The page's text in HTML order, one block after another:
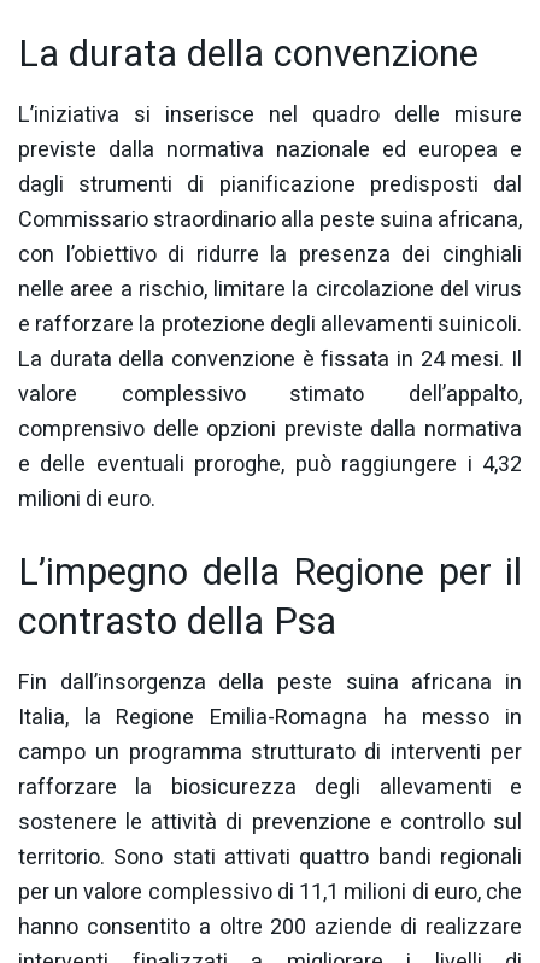
La durata della convenzione
L’iniziativa si inserisce nel quadro delle misure
previste dalla normativa nazionale ed europea e
dagli strumenti di pianificazione predisposti dal
Commissario straordinario alla peste suina africana,
con l’obiettivo di ridurre la presenza dei cinghiali
nelle aree a rischio, limitare la circolazione del virus
e rafforzare la protezione degli allevamenti suinicoli.
La durata della convenzione è fissata in 24 mesi. Il
valore complessivo stimato dell’appalto,
comprensivo delle opzioni previste dalla normativa
e delle eventuali proroghe, può raggiungere i 4,32
milioni di euro.
L’impegno della Regione per il
contrasto della Psa
Fin dall’insorgenza della peste suina africana in
Italia, la Regione Emilia-Romagna ha messo in
campo un programma strutturato di interventi per
rafforzare la biosicurezza degli allevamenti e
sostenere le attività di prevenzione e controllo sul
territorio. Sono stati attivati quattro bandi regionali
per un valore complessivo di 11,1 milioni di euro, che
hanno consentito a oltre 200 aziende di realizzare